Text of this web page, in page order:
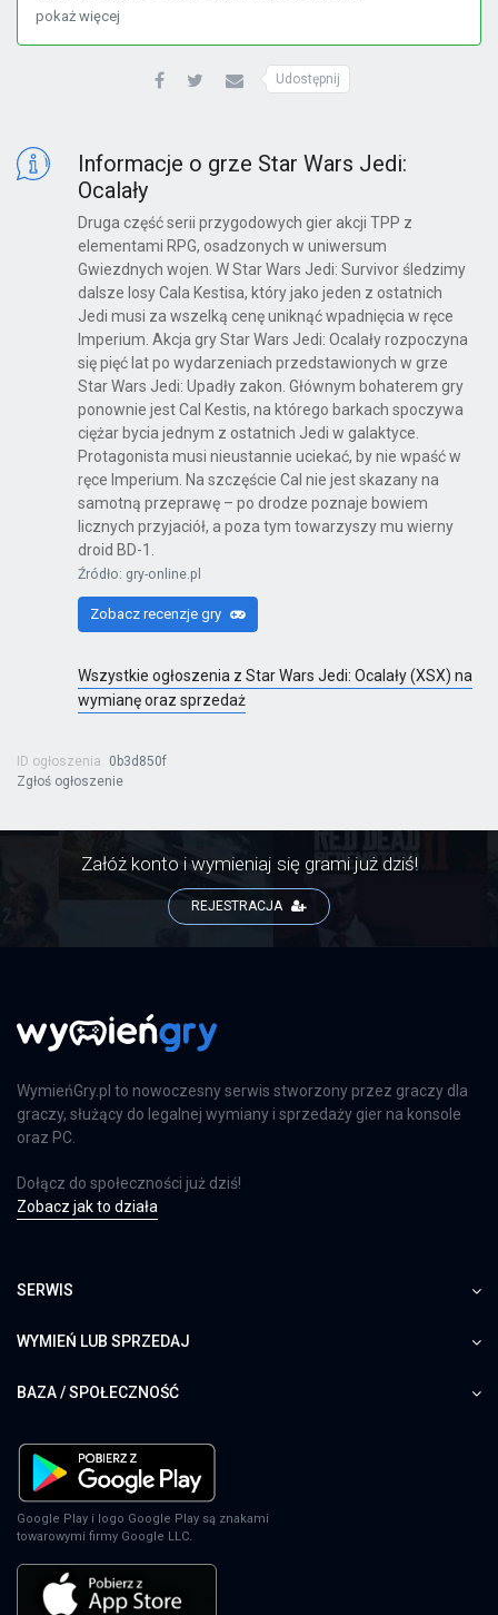
pokaż więcej
Udostępnij
Informacje o grze Star Wars Jedi:
Ocalały
Druga część serii przygodowych gier akcji TPP z
elementami RPG, osadzonych w uniwersum
Gwiezdnych wojen. W Star Wars Jedi: Survivor śledzimy
dalsze losy Cala Kestisa, który jako jeden z ostatnich
Jedi musi za wszelką cenę uniknąć wpadnięcia w ręce
Imperium. Akcja gry Star Wars Jedi: Ocalały rozpoczyna
się pięć lat po wydarzeniach przedstawionych w grze
Star Wars Jedi: Upadły zakon. Głównym bohaterem gry
ponownie jest Cal Kestis, na którego barkach spoczywa
ciężar bycia jednym z ostatnich Jedi w galaktyce.
Protagonista musi nieustannie uciekać, by nie wpaść w
ręce Imperium. Na szczęście Cal nie jest skazany na
samotną przeprawę – po drodze poznaje bowiem
licznych przyjaciół, a poza tym towarzyszy mu wierny
droid BD-1.
Źródło: gry-online.pl
Zobacz recenzje gry
Wszystkie ogłoszenia z Star Wars Jedi: Ocalały (XSX) na
wymianę oraz sprzedaż
ID ogłoszenia
0b3d850f
Zgłoś ogłoszenie
Załóż konto i wymieniaj się grami już dziś!
REJESTRACJA
WymieńGry.pl to nowoczesny serwis stworzony przez graczy dla
graczy, służący do legalnej wymiany i sprzedaży gier na konsole
oraz PC.
Dołącz do społeczności już dziś!
Zobacz jak to działa
SERWIS
WYMIEŃ LUB SPRZEDAJ
BAZA / SPOŁECZNOŚĆ
Google Play i logo Google Play są znakami
towarowymi firmy Google LLC.